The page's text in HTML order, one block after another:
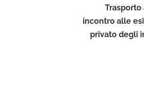
Trasporto
incontro alle
privato degli